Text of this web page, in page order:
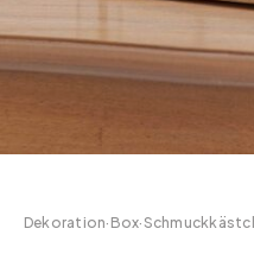
Dekoration· Box·